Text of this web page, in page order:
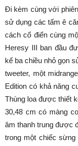
Đi kèm cùng với
sử dụng các tấm ê
cách cổ điển cùng
Heresy III ban đầu
kế ba chiều nhỏ gọn
tweeter, một
Edition có khả năng
Thùng loa được thiết
30,48 cm có màng
âm thanh trung được
trong một chiếc